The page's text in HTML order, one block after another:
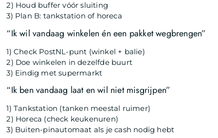
2) Houd buffer vóór sluiting
3) Plan B: tankstation of horeca
“Ik wil vandaag winkelen én een pakket wegbrengen”
1) Check PostNL-punt (winkel + balie)
2) Doe winkelen in dezelfde buurt
3) Eindig met supermarkt
“Ik ben vandaag laat en wil niet misgrijpen”
1) Tankstation (tanken meestal ruimer)
2) Horeca (check keukenuren)
3) Buiten-pinautomaat als je cash nodig hebt